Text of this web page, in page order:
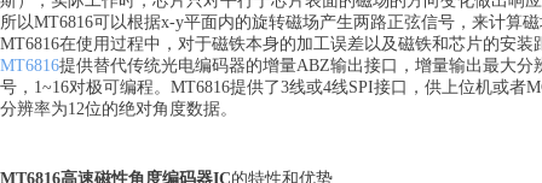
所以MT6816可以根据x-y平面内的旋转磁场产生两路正弦信号，来计算
MT6816在使用过程中，对于磁铁本身的加工误差以及磁铁和芯片的安装
MT6816提供替代传统光电编码器的增量ABZ输出接口，增量输出最大
号，1~16对极可编程。MT6816提供了3线或4线SPI接口，供上位机或
分辨率为12位的绝对角度数据。
MT6816高速磁性角度编码器IC的特性和优势